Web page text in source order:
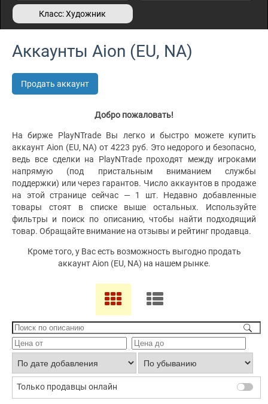
Класс: Художник
Аккаунты Aion (EU, NA)
Продать аккаунт
Добро пожаловать!
На бирже PlayNTrade Вы легко и быстро можете купить
аккаунт Aion (EU, NA) от 4223 руб. Это недорого и безопасно,
ведь все сделки на PlayNTrade проходят между игроками
напрямую (под пристальным вниманием службы
поддержки) или через гарантов. Число аккаунтов в продаже
на этой странице сейчас — 1 шт. Недавно добавленные
товары стоят в списке выше остальных. Используйте
фильтры и поиск по описанию, чтобы найти подходящий
товар. Обращайте внимание на отзывы и рейтинг продавца.
Кроме того, у Вас есть возможность выгодно продать
аккаунт Aion (EU, NA) на нашем рынке.
Только продавцы онлайн